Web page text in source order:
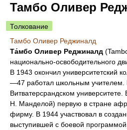
Тамбо Оливер
Толкование
Тамбо Оливер Реджиналд
Та́мбо Оливер Реджиналд
национально-освободительного
В 1943 окончил университетский
—47 работал школьным учителем.
Витватерсрандском
Н. Манделой) первую в стране
фирму. В 1944 участвовал в
выступившей с боевой